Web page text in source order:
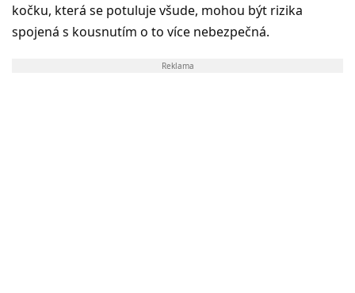
kočku, která se potuluje všude, mohou být rizika
spojená s kousnutím o to více nebezpečná.
Reklama